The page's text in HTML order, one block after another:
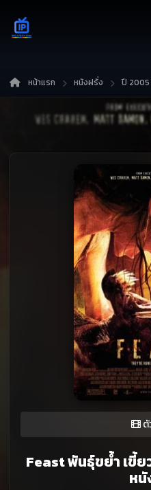
หน้าแรก หนังฝรั่ง ปี 2005
ตั
Feast พันธุ์ขย้ำ เขี้
หนั